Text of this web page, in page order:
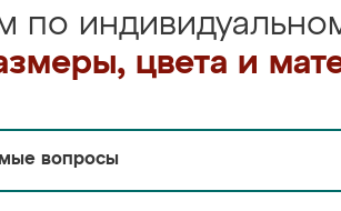
по
цвета и
вопросы